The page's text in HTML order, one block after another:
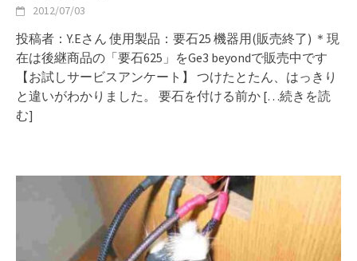
2012/07/03
投稿者：Y.Eさん 使用製品：要石25 機器用(販売終了) ＊現
在は後継商品の「要石625」をGe3 beyondで販売中です
【お試しサービスアンケート】 つけたとたん、はっきり
と違いがわかりました。 要石を付ける前か […続きを読
む]